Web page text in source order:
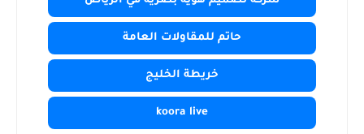
حاتم للمقاولات العامة
خريطة الخليج
koora live